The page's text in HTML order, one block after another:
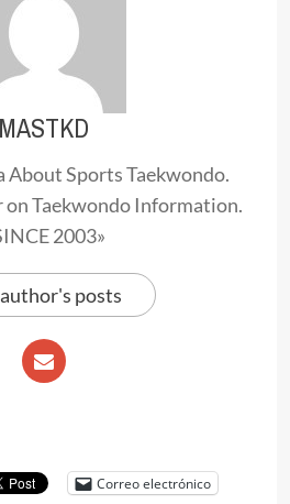
MASTKD
About Sports Taekwondo.
Taekwondo Information.
2003»
posts
Correo electrónico